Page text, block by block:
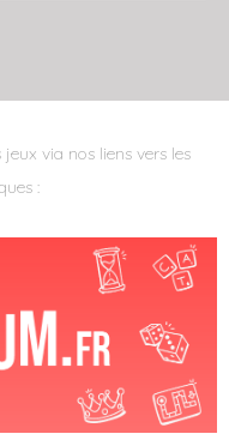
via nos liens vers les
: